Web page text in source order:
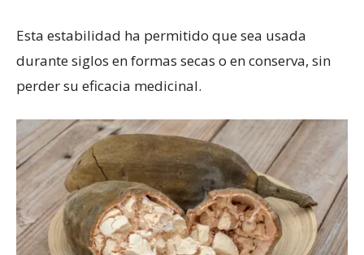
Esta estabilidad ha permitido que sea usada
durante siglos en formas secas o en conserva, sin
perder su eficacia medicinal.